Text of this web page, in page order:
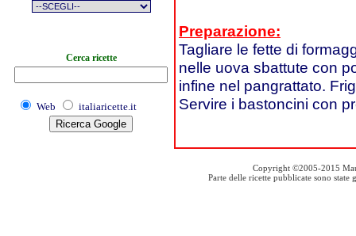
Cerca ricette
Web italiaricette.it
Preparazione:
Tagliare le fette di
nelle uova sbattute con
infine nel pangrattato.
Servire i bastoncini con
Copyright ©2005-2015
Parte delle ricette pubblicate sono state